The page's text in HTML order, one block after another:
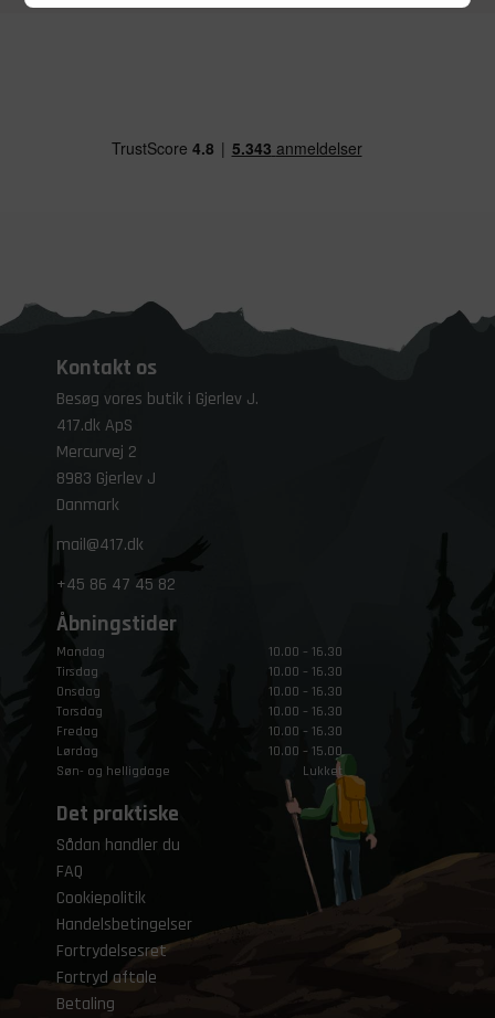
Kontakt os
Besøg vores butik i Gjerlev J.
417.dk ApS
Mercurvej 2
8983 Gjerlev J
Danmark
mail@417.dk
+45 86 47 45 82
Åbningstider
Mandag
10.00 – 16.30
Tirsdag
10.00 – 16.30
Onsdag
10.00 – 16.30
Torsdag
10.00 – 16.30
Fredag
10.00 – 16.30
Lørdag
10.00 – 15.00
Søn- og helligdage
Lukket
Det praktiske
Sådan handler du
FAQ
Cookiepolitik
Handelsbetingelser
Fortrydelsesret
Fortryd aftale
Betaling